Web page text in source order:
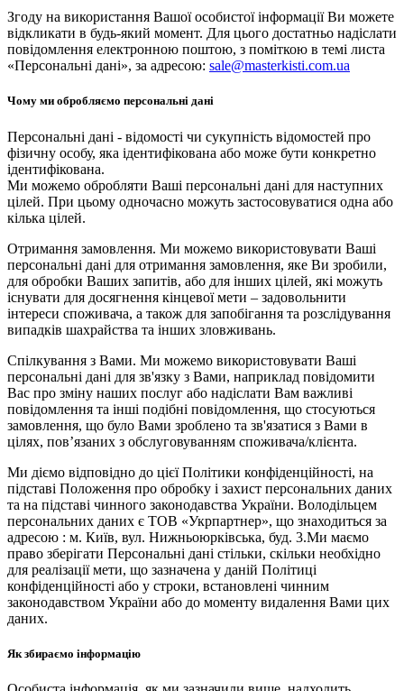
Згоду на використання Вашої особистої інформації Ви можете
відкликати в будь-який момент. Для цього достатньо надіслати
повідомлення електронною поштою, з поміткою в темі листа
«Персональні дані», за адресою: sale@masterkisti.com.ua
Чому ми обробляємо персональні дані
Персональні дані - відомості чи сукупність відомостей про
фізичну особу, яка ідентифікована або може бути конкретно
ідентифікована.
Ми можемо обробляти Ваші персональні дані для наступних
цілей. При цьому одночасно можуть застосовуватися одна або
кілька цілей.
Отримання замовлення. Ми можемо використовувати Ваші
персональні дані для отримання замовлення, яке Ви зробили,
для обробки Ваших запитів, або для інших цілей, які можуть
існувати для досягнення кінцевої мети – задовольнити
інтереси споживача, а також для запобігання та розслідування
випадків шахрайства та інших зловживань.
Спілкування з Вами. Ми можемо використовувати Ваші
персональні дані для зв'язку з Вами, наприклад повідомити
Вас про зміну наших послуг або надіслати Вам важливі
повідомлення та інші подібні повідомлення, що стосуються
замовлення, що було Вами зроблено та зв'язатися з Вами в
цілях, пов’язаних з обслуговуванням споживача/клієнта.
Ми діємо відповідно до цієї Політики конфіденційності, на
підставі Положення про обробку і захист персональних даних
та на підставі чинного законодавства України. Володільцем
персональних даних є ТОВ «Укрпартнер», що знаходиться за
адресою : м. Київ, вул. Нижньоюркiвська, буд. 3.Ми маємо
право зберігати Персональні дані стільки, скільки необхідно
для реалізації мети, що зазначена у даній Політиці
конфіденційності або у строки, встановлені чинним
законодавством України або до моменту видалення Вами цих
даних.
Як збираємо інформацію